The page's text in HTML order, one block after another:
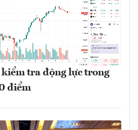
tra động lực trong
điểm